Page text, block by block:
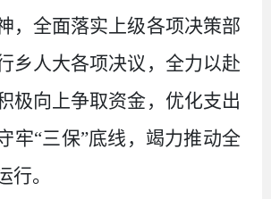
，全面落实上级各项决策部
乡人大各项决议，全力以赴
极向上争取资金，优化支出
牢“三保”底线，竭力推动全
行。